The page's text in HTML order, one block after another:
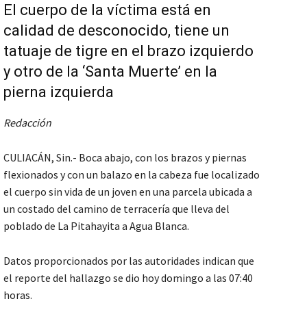
El cuerpo de la víctima está en
calidad de desconocido, tiene un
tatuaje de tigre en el brazo izquierdo
y otro de la ‘Santa Muerte’ en la
pierna izquierda
Redacción
CULIACÁN, Sin.- Boca abajo, con los brazos y piernas
flexionados y con un balazo en la cabeza fue localizado
el cuerpo sin vida de un joven en una parcela ubicada a
un costado del camino de terracería que lleva del
poblado de La Pitahayita a Agua Blanca.
Datos proporcionados por las autoridades indican que
el reporte del hallazgo se dio hoy domingo a las 07:40
horas.